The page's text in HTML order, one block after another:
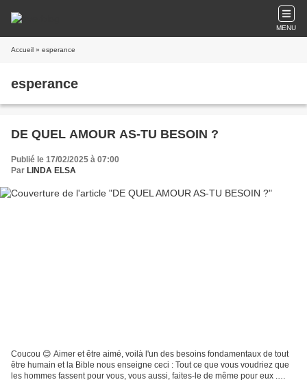
MENU
Accueil » esperance
esperance
DE QUEL AMOUR AS-TU BESOIN ?
Publié le 17/02/2025 à 07:00
Par LINDA ELSA
Coucou 😊 Aimer et être aimé, voilà l'un des besoins fondamentaux de tout
être humain et la Bible nous enseigne ceci : Tout ce que vous voudriez que
les hommes fassent pour vous, vous aussi, faites-le de même pour eux .